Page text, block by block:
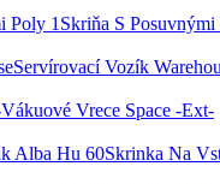
Skriňa S
Servírovací Vozík
Vákuové Vrece Space -Ext-
Skrinka Na